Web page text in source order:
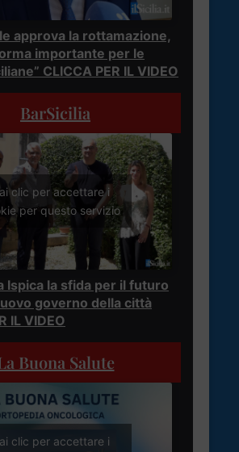
approva la rottamazione,
importante per le
CLICCA PER IL VIDEO
BarSicilia
clic per accettare i
per questo servizio
Ispica la sfida per il futuro
governo della città
IL VIDEO
Buona Salute
clic per accettare i